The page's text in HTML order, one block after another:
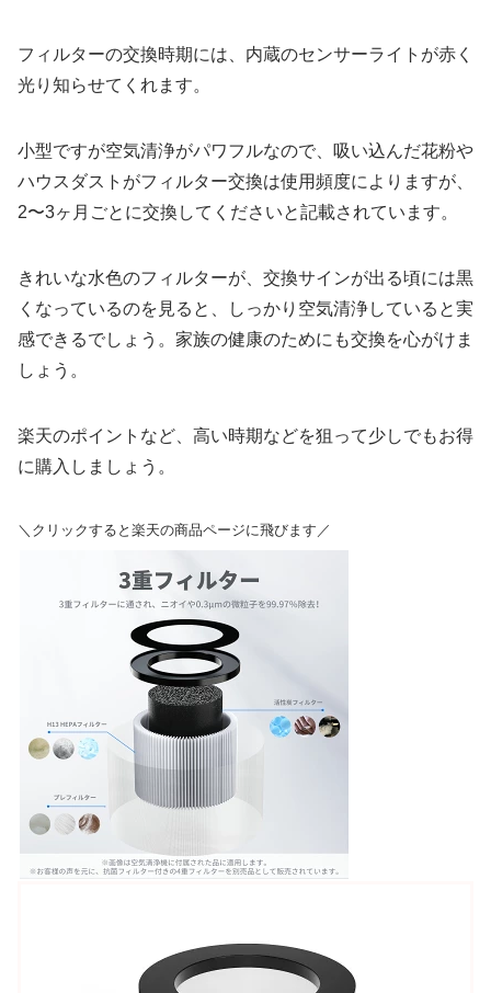
フィルターの交換時期には、内蔵のセンサーライトが赤く
光り知らせてくれます。
小型ですが空気清浄がパワフルなので、吸い込んだ花粉や
ハウスダストがフィルター交換は使用頻度によりますが、
2〜3ヶ月ごとに交換してくださいと記載されています。
きれいな水色のフィルターが、交換サインが出る頃には黒
くなっているのを見ると、しっかり空気清浄していると実
感できるでしょう。家族の健康のためにも交換を心がけま
しょう。
楽天のポイントなど、高い時期などを狙って少しでもお得
に購入しましょう。
＼クリックすると楽天の商品ページに飛びます／